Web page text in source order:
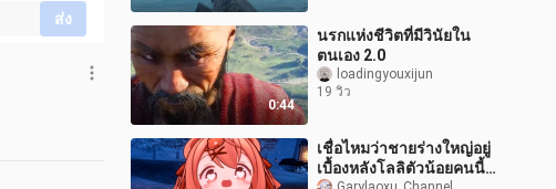
ส่ง
0:44
นรกแห่งชีวิตที่มีวินัยใน
ตนเอง 2.0
loadingyouxijun
19 วิว
เชื่อไหมว่าชายร่างใหญ่อยู่
เบื้องหลังโลลิตัวน้อยคนนี้ที่